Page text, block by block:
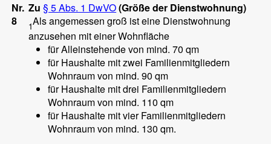
Nr.
8
Zu§ 5 Abs. 1 DwVO(Größe der Dienstwohnung)
1Als angemessen groß ist eine Dienstwohnung
anzusehen mit einer Wohnfläche
für Alleinstehende von mind. 70 qm
für Haushalte mit zwei Familienmitgliedern
Wohnraum von mind. 90 qm
für Haushalte mit drei Familienmitgliedern
Wohnraum von mind. 110 qm
für Haushalte mit vier Familienmitgliedern
Wohnraum von mind. 130 qm.